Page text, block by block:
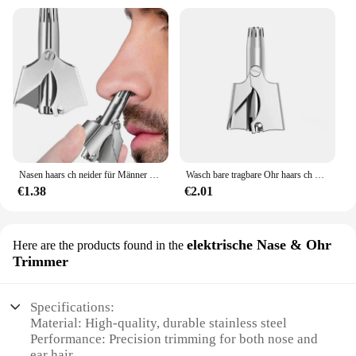
Nasen haars ch neider für Männer Edelstahl Hand rasierer geeignet für Nasen haar rasierer wasch bar tragbarer Nasen haars ch neider 1 Satz
€1.38
Wasch bare tragbare Ohr haars ch neider Reinigung ohne Rost schmerzlose Nase Haars ch neiden Männer tragbare Elektro rasierer geräuscharm
€2.01
Here are the products found in the elektrische Nase & Ohr
Trimmer
Specifications:
Material: High-quality, durable stainless steel
Performance: Precision trimming for both nose and